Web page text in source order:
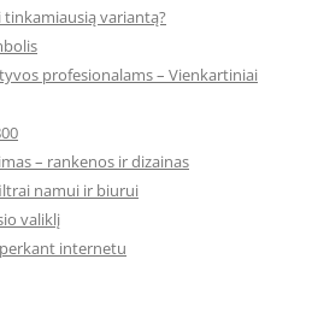
tinkamiausią variantą?
profesionalams – Vienkartiniai
– rankenos ir dizainas
namui ir biurui
valiklį
internetu